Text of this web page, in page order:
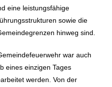
eine leistungsfähige
sowie die
hinweg sind.
war auch
eines einzigen Tages
werden. Von der